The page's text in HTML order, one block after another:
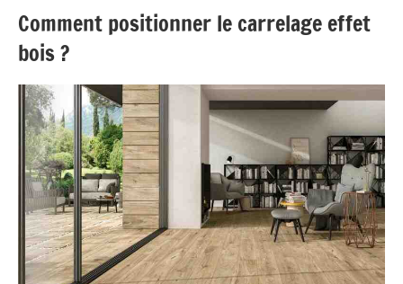
Comment positionner le carrelage effet
bois ?